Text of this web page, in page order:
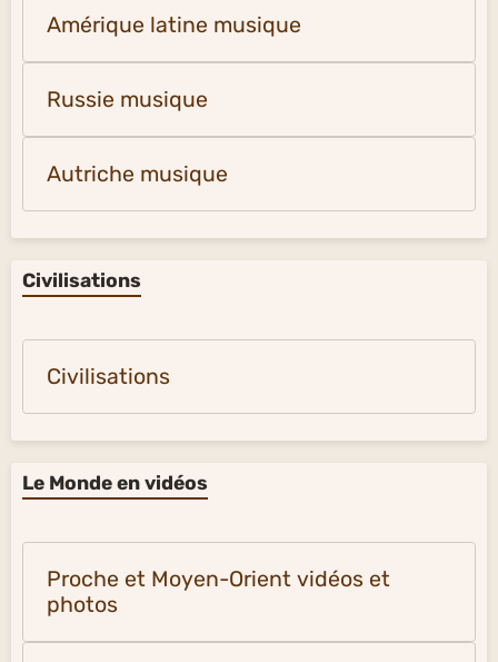
Amérique latine musique
Russie musique
Autriche musique
Civilisations
Civilisations
Le Monde en vidéos
Proche et Moyen-Orient vidéos et
photos